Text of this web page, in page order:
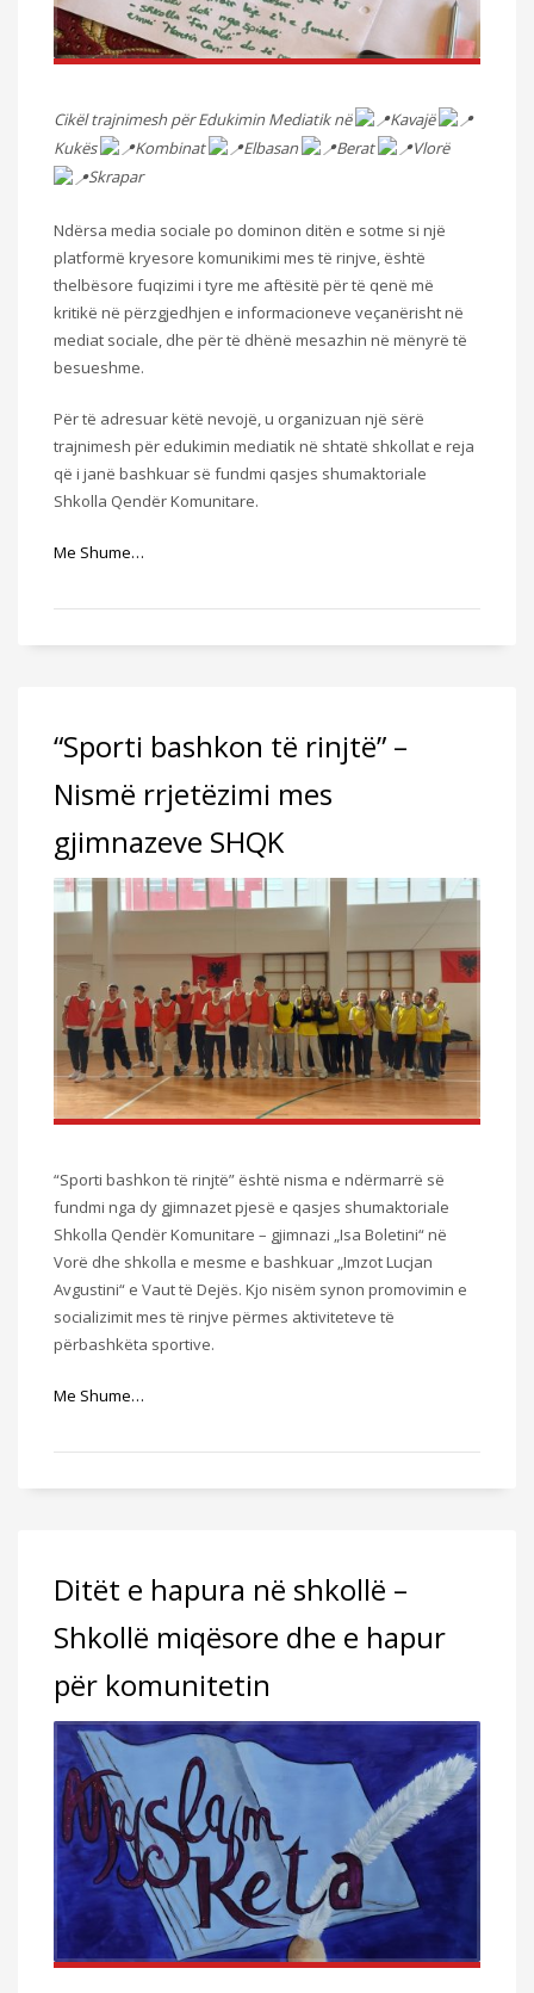
Cikël trajnimesh për Edukimin Mediatik në
Kavajë
Kukës
Kombinat Elbasan Berat
Vlorë
Skrapar
Ndërsa media sociale po dominon ditën e sotme si një
platformë kryesore komunikimi mes të rinjve, është
thelbësore fuqizimi i tyre me aftësitë për të qenë më
kritikë në përzgjedhjen e informacioneve veçanërisht në
mediat sociale, dhe për të dhënë mesazhin në mënyrë të
besueshme.
Për të adresuar këtë nevojë, u organizuan një sërë
trajnimesh për edukimin mediatik në shtatë shkollat e reja
që i janë bashkuar së fundmi qasjes shumaktoriale
Shkolla Qendër Komunitare.
Me Shume…
“Sporti bashkon të rinjtë” –
Nismë rrjetëzimi mes
gjimnazeve SHQK
“Sporti bashkon të rinjtë” është nisma e ndërmarrë së
fundmi nga dy gjimnazet pjesë e qasjes shumaktoriale
Shkolla Qendër Komunitare – gjimnazi „Isa Boletini“ në
Vorë dhe shkolla e mesme e bashkuar „Imzot Lucjan
Avgustini“ e Vaut të Dejës. Kjo nisëm synon promovimin e
socializimit mes të rinjve përmes aktiviteteve të
përbashkëta sportive.
Me Shume…
Ditët e hapura në shkollë –
Shkollë miqësore dhe e hapur
për komunitetin